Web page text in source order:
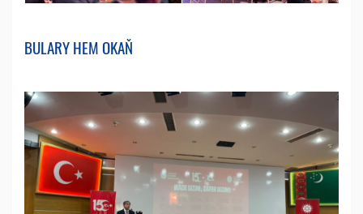
BULARY HEM OKAŇ